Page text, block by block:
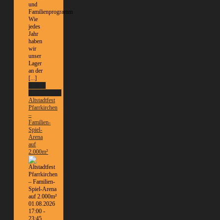
und
Familienprogramm
Wie
jedes
Jahr
haben
wir
unser
Lager
an der
[...]
Altstadtfest
Pfarrkirchen
–
Familien-
Spiel-
Arena
auf
2.000m²
01.08.2026
17:00 -
23:45